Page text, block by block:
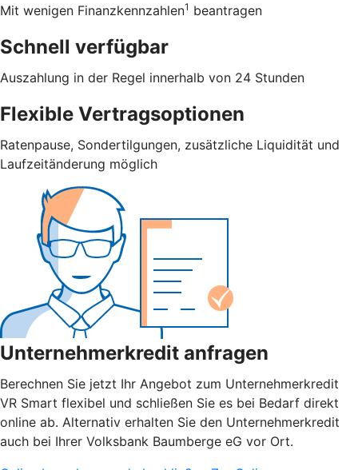
Mit wenigen Finanzkennzahlen1 beantragen
Schnell verfügbar
Auszahlung in der Regel innerhalb von 24 Stunden
Flexible Vertragsoptionen
Ratenpause, Sondertilgungen, zusätzliche Liquidität und
Laufzeitänderung möglich
Unternehmerkredit anfragen
Berechnen Sie jetzt Ihr Angebot zum Unternehmerkredit
VR Smart flexibel und schließen Sie es bei Bedarf direkt
online ab. Alternativ erhalten Sie den Unternehmerkredit
auch bei Ihrer Volksbank Baumberge eG vor Ort.